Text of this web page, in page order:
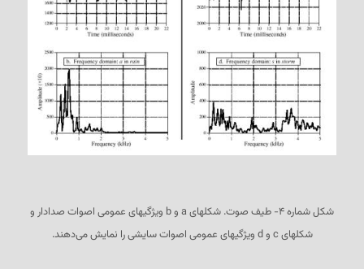
شکل شماره ۴- طیف صوت. شکلهای a و b ویژگیهای عمومی اصوات صدادار و
شکلهای c و d ویژگیهای عمومی اصوات سایشی را نمایش می‌دهند.